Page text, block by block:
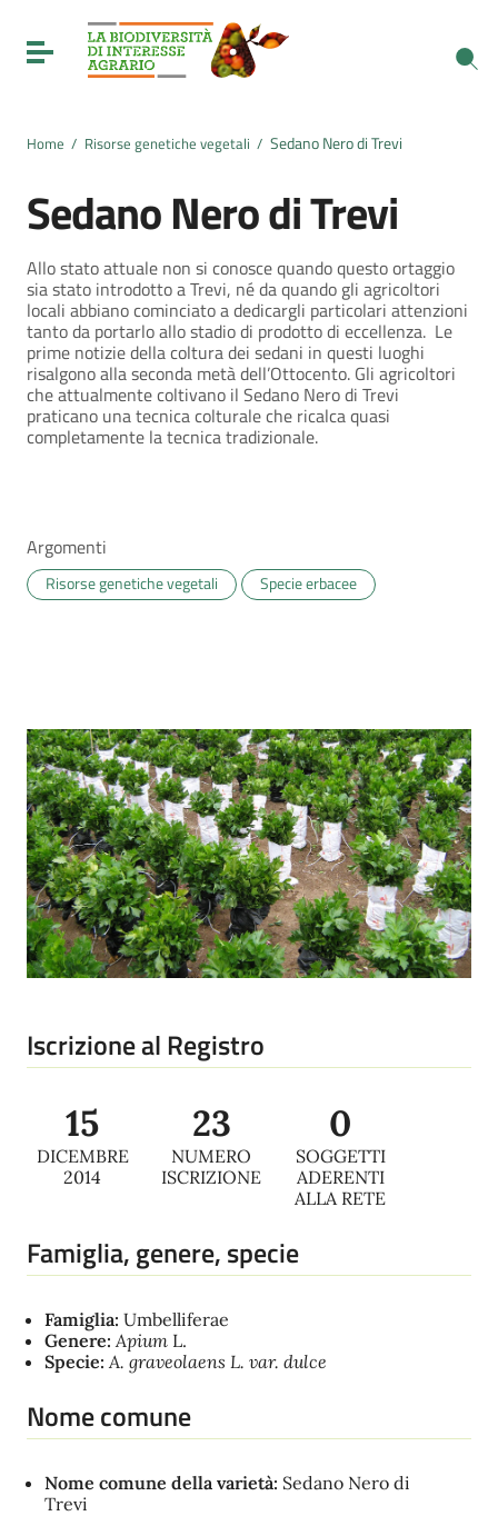
Vai al menu di navigazione
Vai al footer
Toggle navigation
Home / Risorse genetiche vegetali / Sedano Nero di Trevi
Sedano Nero di Trevi
Allo stato attuale non si conosce quando questo ortaggio
sia stato introdotto a Trevi, né da quando gli agricoltori
locali abbiano cominciato a dedicargli particolari attenzioni
tanto da portarlo allo stadio di prodotto di eccellenza. Le
prime notizie della coltura dei sedani in questi luoghi
risalgono alla seconda metà dell’Ottocento. Gli agricoltori
che attualmente coltivano il Sedano Nero di Trevi
praticano una tecnica colturale che ricalca quasi
completamente la tecnica tradizionale.
Argomenti
Risorse genetiche vegetali Specie erbacee
Iscrizione al Registro
15
DICEMBRE
2014
23
NUMERO
ISCRIZIONE
0
SOGGETTI
ADERENTI
ALLA RETE
Famiglia, genere, specie
Famiglia: Umbelliferae
Genere: Apium L.
Specie: A. graveolaens L. var. dulce
Nome comune
Nome comune della varietà: Sedano Nero di
Trevi